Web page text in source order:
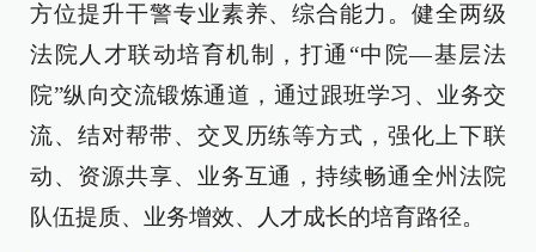
方位提升干警专业素养、综合能力。健全两级
法院人才联动培育机制，打通“中院—基层法
院”纵向交流锻炼通道，通过跟班学习、业务交
流、结对帮带、交叉历练等方式，强化上下联
动、资源共享、业务互通，持续畅通全州法院
队伍提质、业务增效、人才成长的培育路径。